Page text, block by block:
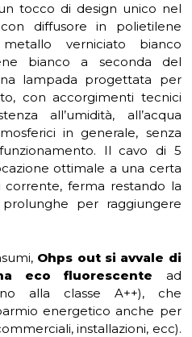
tocco di design unico nel
diffusore in polietilene
verniciato bianco
bianco a seconda del
lampada progettata per
con accorgimenti tecnici
all’umidità, all’acqua
in generale, senza
Il cavo di 5
ottimale a una certa
corrente, ferma restando la
per raggiungere
Ohps out si avvale di
eco fluorescente ad
alla classe A++), che
energetico anche per
installazioni, ecc).